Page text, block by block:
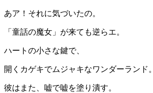
あア！それに気づいたの。
「童話の魔女」が来ても逆らエ。
ハートの小さな鍵で、
開くカゲキでムジャキなワンダーランド。
彼はまた、嘘で嘘を塗り潰す。